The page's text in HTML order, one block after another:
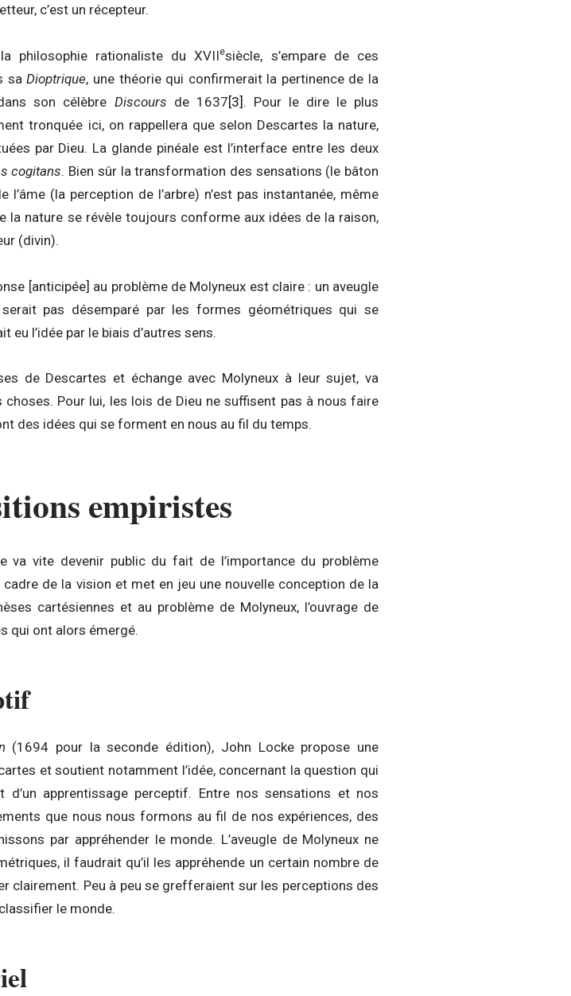
c’est un récepteur.
philosophie rationaliste du XVIIesiècle, s’empare de ces
saDioptrique, une théorie qui confirmerait la pertinence de la
son célèbre Discours de 1637[3] . Pour le dire le plus
tronquée ici, on rappellera que selon Descartes la nature,
par Dieu. La glande pinéale est l’interface entre les deux
cogitans. Bien sûr la transformation des sensations (le bâton
(la perception de l’arbre) n’est pas instantanée, même
la nature se révèle toujours conforme aux idées de la raison,
(divin).
[anticipée] au problème de Molyneux est claire : un aveugle
pas désemparé par les formes géométriques qui se
eu l’idée par le biais d’autres sens.
de Descartes et échange avec Molyneux à leur sujet, va
Pour lui, les lois de Dieu ne suffisent pas à nous faire
des idées qui se forment en nous au fil du temps.
empiristes
va vite devenir public du fait de l’importance du problème
de la vision et met en jeu une nouvelle conception de la
cartésiennes et au problème de Molyneux, l’ouvrage de
qui ont alors émergé.
(1694 pour la seconde édition), John Locke propose une
et soutient notamment l’idée, concernant la question qui
apprentissage perceptif. Entre nos sensations et nos
que nous nous formons au fil de nos expériences, des
par appréhender le monde. L’aveugle de Molyneux ne
il faudrait qu’il les appréhende un certain nombre de
clairement. Peu à peu se grefferaient sur les perceptions des
le monde.